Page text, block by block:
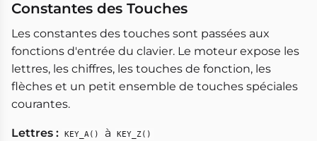
Constantes des Touches
Les constantes des touches sont passées aux
fonctions d'entrée du clavier. Le moteur expose les
lettres, les chiffres, les touches de fonction, les
flèches et un petit ensemble de touches spéciales
courantes.
Lettres : KEY_A() à KEY_Z()